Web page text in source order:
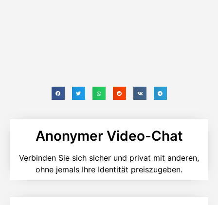
Anonymer Video-Chat
Verbinden Sie sich sicher und privat mit anderen,
ohne jemals Ihre Identität preiszugeben.